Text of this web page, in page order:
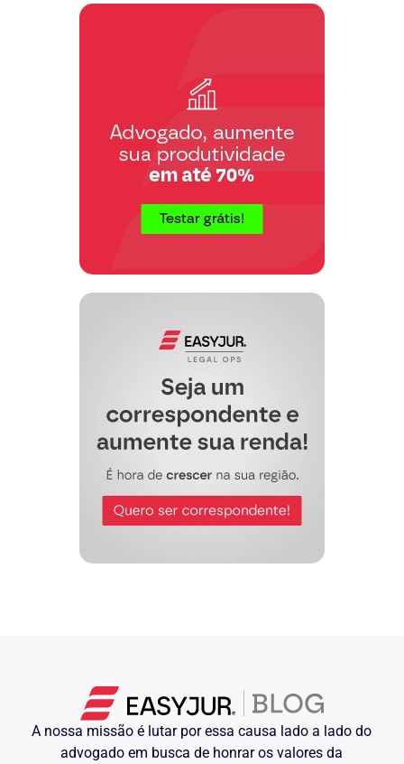
3 – Ante o Exposto , Requer digne-se
prazo de 15 dias,
R$ ___________________
a partir de
___________________, até a data do
efetivo pagamento, ou, querendo
ofereçam embargos;
b) Se não forem opostos ou se rejeitados
os Embargos, constituir-se-à o título
executivo judicial, prosseguindo-se a
presente ação na forma prevista no
do
acrescentando-se as custas judiciais,
despesas processuais e honorários
tantos bens quantos bastem para a
integral garantia da execução;
c) Requer a produção de todas as provas
em direito admitidas, na amplitude dos
artigos 369 e seguintes do NCPC, em
especial as provas: documental, pericial,
testemunhal e depoimento pessoal da
parte ré.
Termos em que, dando-se à causa o
valor deR$ ___________________
(Nome do advogado) (OAB)
A nossa missão é lutar por essa causa lado a lado do
advogado em busca de honrar os valores da